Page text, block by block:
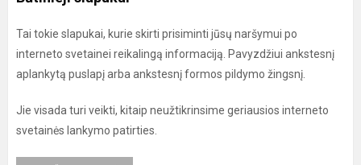
Tai tokie slapukai, kurie skirti prisiminti jūsų naršymui po
interneto svetainei reikalingą informaciją. Pavyzdžiui ankstesnį
aplankytą puslapį arba ankstesnį formos pildymo žingsnį.
Jie visada turi veikti, kitaip neužtikrinsime geriausios interneto
svetainės lankymo patirties.